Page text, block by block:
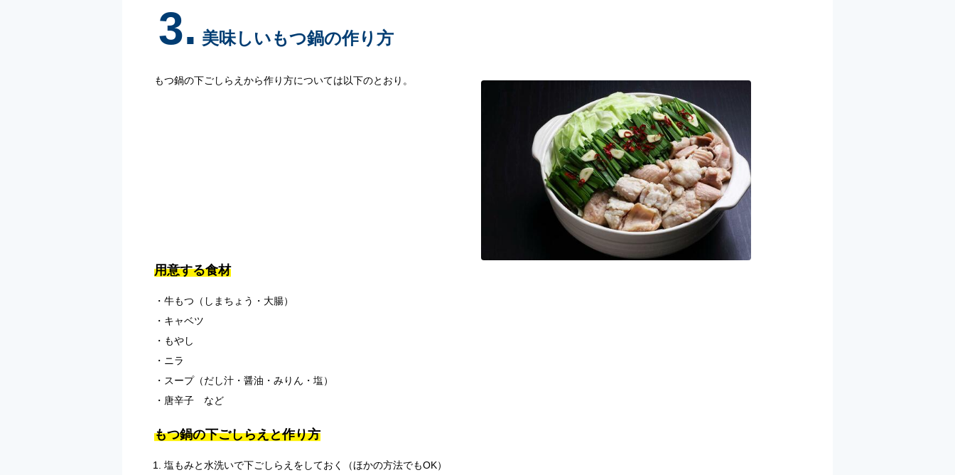
3. 美味しいもつ鍋の作り方
もつ鍋の下ごしらえから作り方については以下のとおり。
用意する食材
牛もつ（しまちょう・大腸）
キャベツ
もやし
ニラ
スープ（だし汁・醤油・みりん・塩）
唐辛子 など
もつ鍋の下ごしらえと作り方
塩もみと水洗いで下ごしらえをしておく（ほかの方法でもOK）